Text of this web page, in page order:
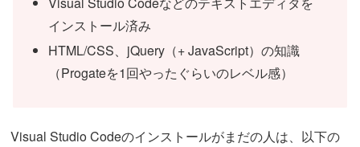
インストール済み
HTML/CSS、jQuery（+ JavaScript）の知識
（Progateを1回やったぐらいのレベル感）
Visual Studio Codeのインストールがまだの人は、以下の